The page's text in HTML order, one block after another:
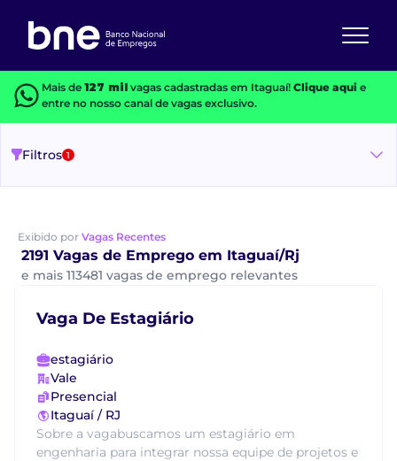
Mais de 127 milvagas cadastradas em Itaguaí! Clique aquie
entre no nosso canal de vagas exclusivo.
Filtros 1
Exibido por Vagas Recentes
2191 Vagas de Emprego em Itaguaí/Rj
e mais 113481 vagas de emprego relevantes
Vaga De Estagiário
estagiário
Vale
Presencial
Itaguaí / RJ
Sobre a vagabuscamos um estagiário em
engenharia para integrar nossa equipe de projetos e